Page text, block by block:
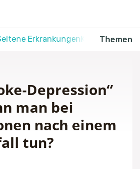
ErkrankungenKrebsThemen
Depression“
man bei
nach einem
tun?